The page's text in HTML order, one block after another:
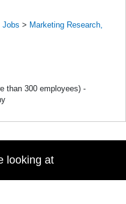
Jobs > Marketing Research,
than 300 employees) -
looking at